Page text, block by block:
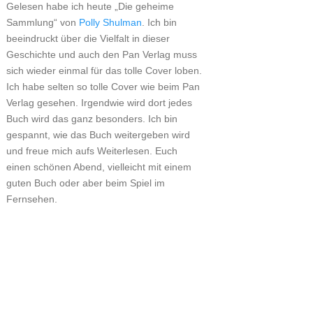
Gelesen habe ich heute „Die geheime
Sammlung“ von Polly Shulman . Ich bin
beeindruckt über die Vielfalt in dieser
Geschichte und auch den Pan Verlag muss
sich wieder einmal für das tolle Cover loben.
Ich habe selten so tolle Cover wie beim Pan
Verlag gesehen. Irgendwie wird dort jedes
Buch wird das ganz besonders. Ich bin
gespannt, wie das Buch weitergeben wird
und freue mich aufs Weiterlesen. Euch
einen schönen Abend, vielleicht mit einem
guten Buch oder aber beim Spiel im
Fernsehen.